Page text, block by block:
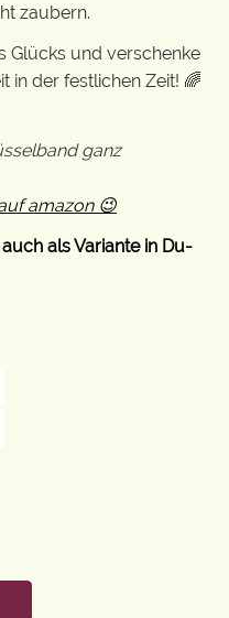
zaubern.
Glücks und verschenke
in der festlichen Zeit! 🌈
ganz
amazon 😉
auch als Variante in Du-